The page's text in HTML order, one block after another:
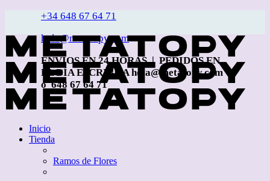
+34 648 67 64 71
hola@metatopy.com
ENVÍOS EN 24 HORAS | PEDIDOS EN
EL DÍA ESCRIBE A hola@metatopy.com
o 648 67 64 71
Inicio
Tienda
Ramos de Flores